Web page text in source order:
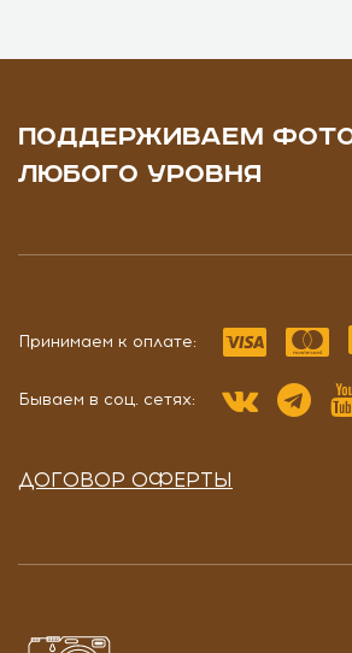
ПОДДЕРЖИВАЕМ
ЛЮБОГО УРОВНЯ
Принимаем к оплате:
Бываем в соц. сетях:
ДОГОВОР ОФЕРТЫ